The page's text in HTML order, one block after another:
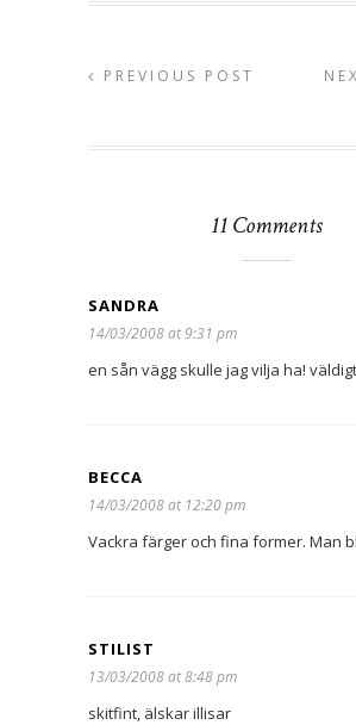
PREVIOUS POST
11 Comments
SANDRA
14/03/2008 at 9:31 pm
en sån vägg skulle jag vilja ha!
BECCA
14/03/2008 at 12:20 pm
Vackra färger och fina former. Man
STILIST
13/03/2008 at 8:48 pm
skitfint, älskar illisar